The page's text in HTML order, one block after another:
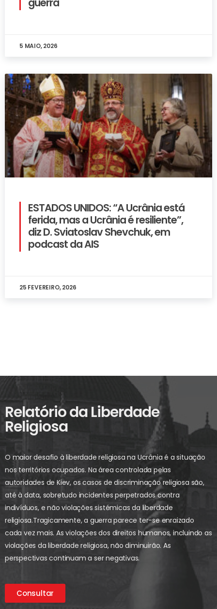
5 MAIO, 2026
ESTADOS UNIDOS: “A Ucrânia está
ferida, mas a Ucrânia é resiliente”,
diz D. Sviatoslav Shevchuk, em
podcast da AIS
25 FEVEREIRO, 2026
Relatório da Liberdade
Religiosa
O maior desafio à liberdade religiosa na Ucrânia é a situação
nos territórios ocupados. Na área controlada pelas
autoridades de Kiev, os casos de discriminação religiosa são,
até à data, sobretudo incidentes perpetrados contra
indivíduos, e não violações sistémicas da liberdade
religiosa.Tragicamente, a guerra parece ter-se enraizado
cada vez mais. As violações dos direitos humanos, incluindo as
violações da liberdade religiosa, não diminuirão. As
perspectivas continuam a ser negativas.
Consultar